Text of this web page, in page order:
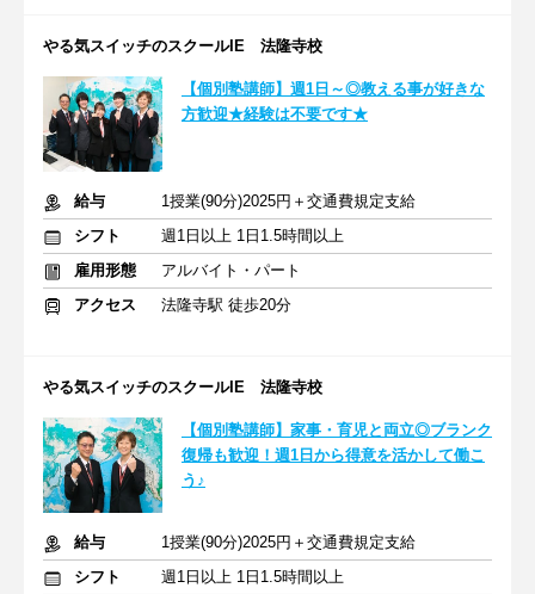
やる気スイッチのスクールIE 法隆寺校
【個別塾講師】週1日～◎教える事が好きな
方歓迎★経験は不要です★
給与
1授業(90分)2025円＋交通費規定支給
シフト
週1日以上 1日1.5時間以上
雇用形態
アルバイト・パート
アクセス
法隆寺駅 徒歩20分
やる気スイッチのスクールIE 法隆寺校
【個別塾講師】家事・育児と両立◎ブランク
復帰も歓迎！週1日から得意を活かして働こ
う♪
給与
1授業(90分)2025円＋交通費規定支給
シフト
週1日以上 1日1.5時間以上